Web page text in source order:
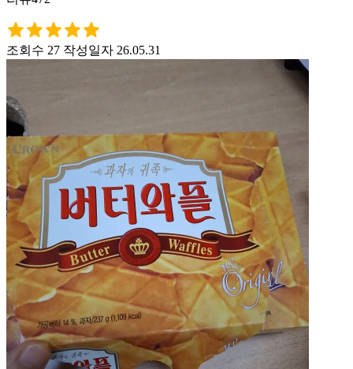
조회수 27 작성일자 26.05.31